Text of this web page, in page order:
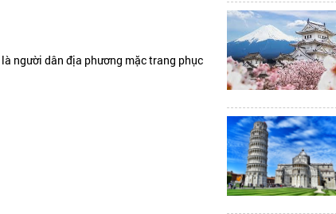
người dân địa phương mặc trang phục